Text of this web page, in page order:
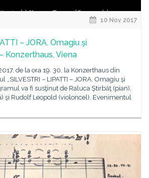
10 Nov 2017
– JORA. Omagiu şi
Konzerthaus, Viena
de la ora 19. 30, la Konzerthaus din
„SILVESTRI – LIPATTI – JORA. Omagiu şi
va fi susţinut de Raluca Ştirbăţ (pian),
şi Rudolf Leopold (violoncel). Evenimentul